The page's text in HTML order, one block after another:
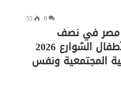
0
55
مصر في نصف
نهائي كأس العالم لأطفال الشوارع 2026
المجتمعية ونفس